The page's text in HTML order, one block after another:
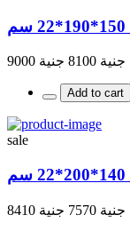
جنية 8100 جنية 9000
Add to cart
sale
جنية 7570 جنية 8410